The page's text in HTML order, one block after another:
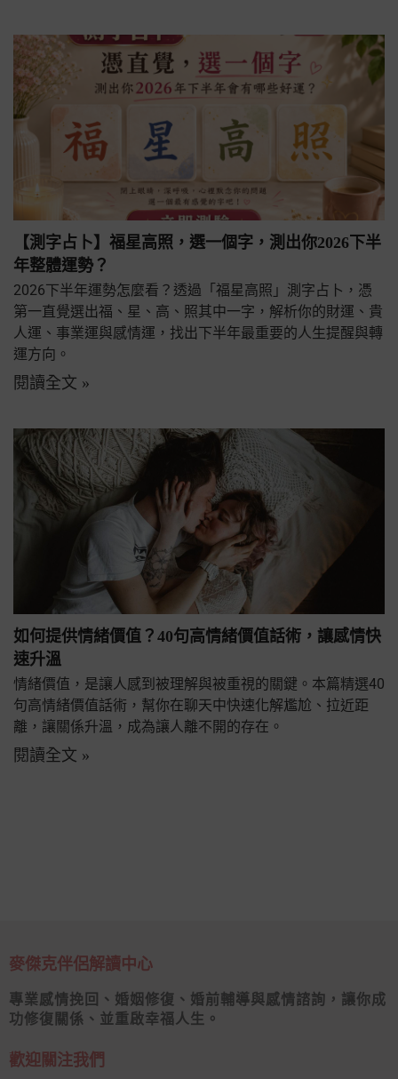
【測字占卜】福星高照，選一個字，測出你2026下半
年整體運勢？
2026下半年運勢怎麼看？透過「福星高照」測字占卜，憑
第一直覺選出福、星、高、照其中一字，解析你的財運、貴
人運、事業運與感情運，找出下半年最重要的人生提醒與轉
運方向。
閱讀全文 »
如何提供情緒價值？40句高情緒價值話術，讓感情快
速升溫
情緒價值，是讓人感到被理解與被重視的關鍵。本篇精選40
句高情緒價值話術，幫你在聊天中快速化解尷尬、拉近距
離，讓關係升溫，成為讓人離不開的存在。
閱讀全文 »
麥傑克伴侶解讀中心
專業感情挽回、婚姻修復、婚前輔導與感情諮詢，讓你成
功修復關係、並重啟幸福人生。
歡迎關注我們